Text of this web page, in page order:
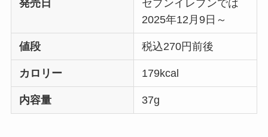
発売日
セブンイレブンでは
2025年12月9日～
値段 税込270円前後
カロリー 179kcal
内容量 37g